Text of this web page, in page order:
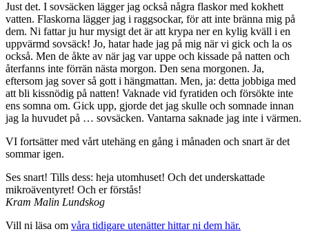
Just det. I sovsäcken lägger jag också några flaskor med kokhett
vatten. Flaskorna lägger jag i raggsockar, för att inte bränna mig på
dem. Ni fattar ju hur mysigt det är att krypa ner en kylig kväll i en
uppvärmd sovsäck! Jo, hatar hade jag på mig när vi gick och la os
också. Men de åkte av när jag var uppe och kissade på natten och
återfanns inte förrän nästa morgon. Den sena morgonen. Ja,
eftersom jag sover så gott i hängmattan. Men, ja: detta jobbiga med
att bli kissnödig på natten! Vaknade vid fyratiden och försökte inte
ens somna om. Gick upp, gjorde det jag skulle och somnade innan
jag la huvudet på … sovsäcken. Vantarna saknade jag inte i värmen.
VI fortsätter med vårt utehäng en gång i månaden och snart är det
sommar igen.
Ses snart! Tills dess: heja utomhuset! Och det underskattade
mikroäventyret! Och er förstås!
Kram Malin Lundskog
Vill ni läsa om våra tidigare utenätter hittar ni dem här.